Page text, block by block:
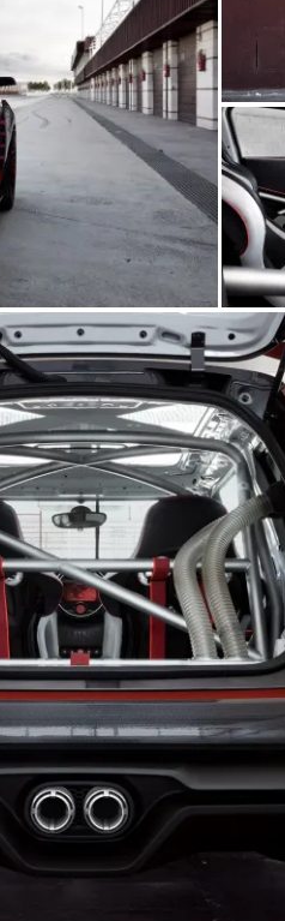
El Mazda CX-5
máxima nota en las
de seguridad del
11 de noviembre de 2021